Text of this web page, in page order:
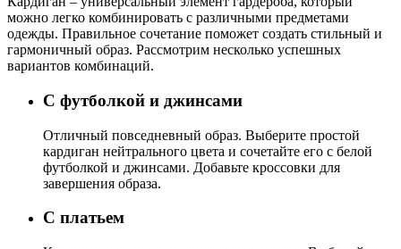
можно легко комбинировать с различными предметами
одежды. Правильное сочетание поможет создать стильный и
гармоничный образ. Рассмотрим несколько успешных
вариантов комбинаций.
С футболкой и джинсами
Отличный повседневный образ. Выберите простой
кардиган нейтрального цвета и сочетайте его с белой
футболкой и джинсами. Добавьте кроссовки для
завершения образа.
С платьем